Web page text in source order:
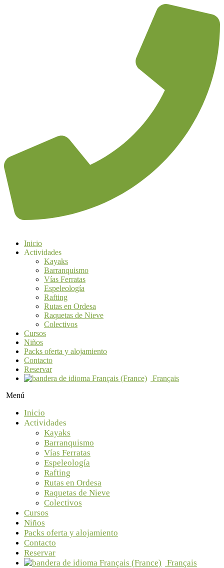
Inicio
Actividades
Kayaks
Barranquismo
Vías Ferratas
Espeleología
Rafting
Rutas en Ordesa
Raquetas de Nieve
Colectivos
Cursos
Niños
Packs oferta y alojamiento
Contacto
Reservar
Français
Menú
Inicio
Actividades
Kayaks
Barranquismo
Vías Ferratas
Espeleología
Rafting
Rutas en Ordesa
Raquetas de Nieve
Colectivos
Cursos
Niños
Packs oferta y alojamiento
Contacto
Reservar
Français